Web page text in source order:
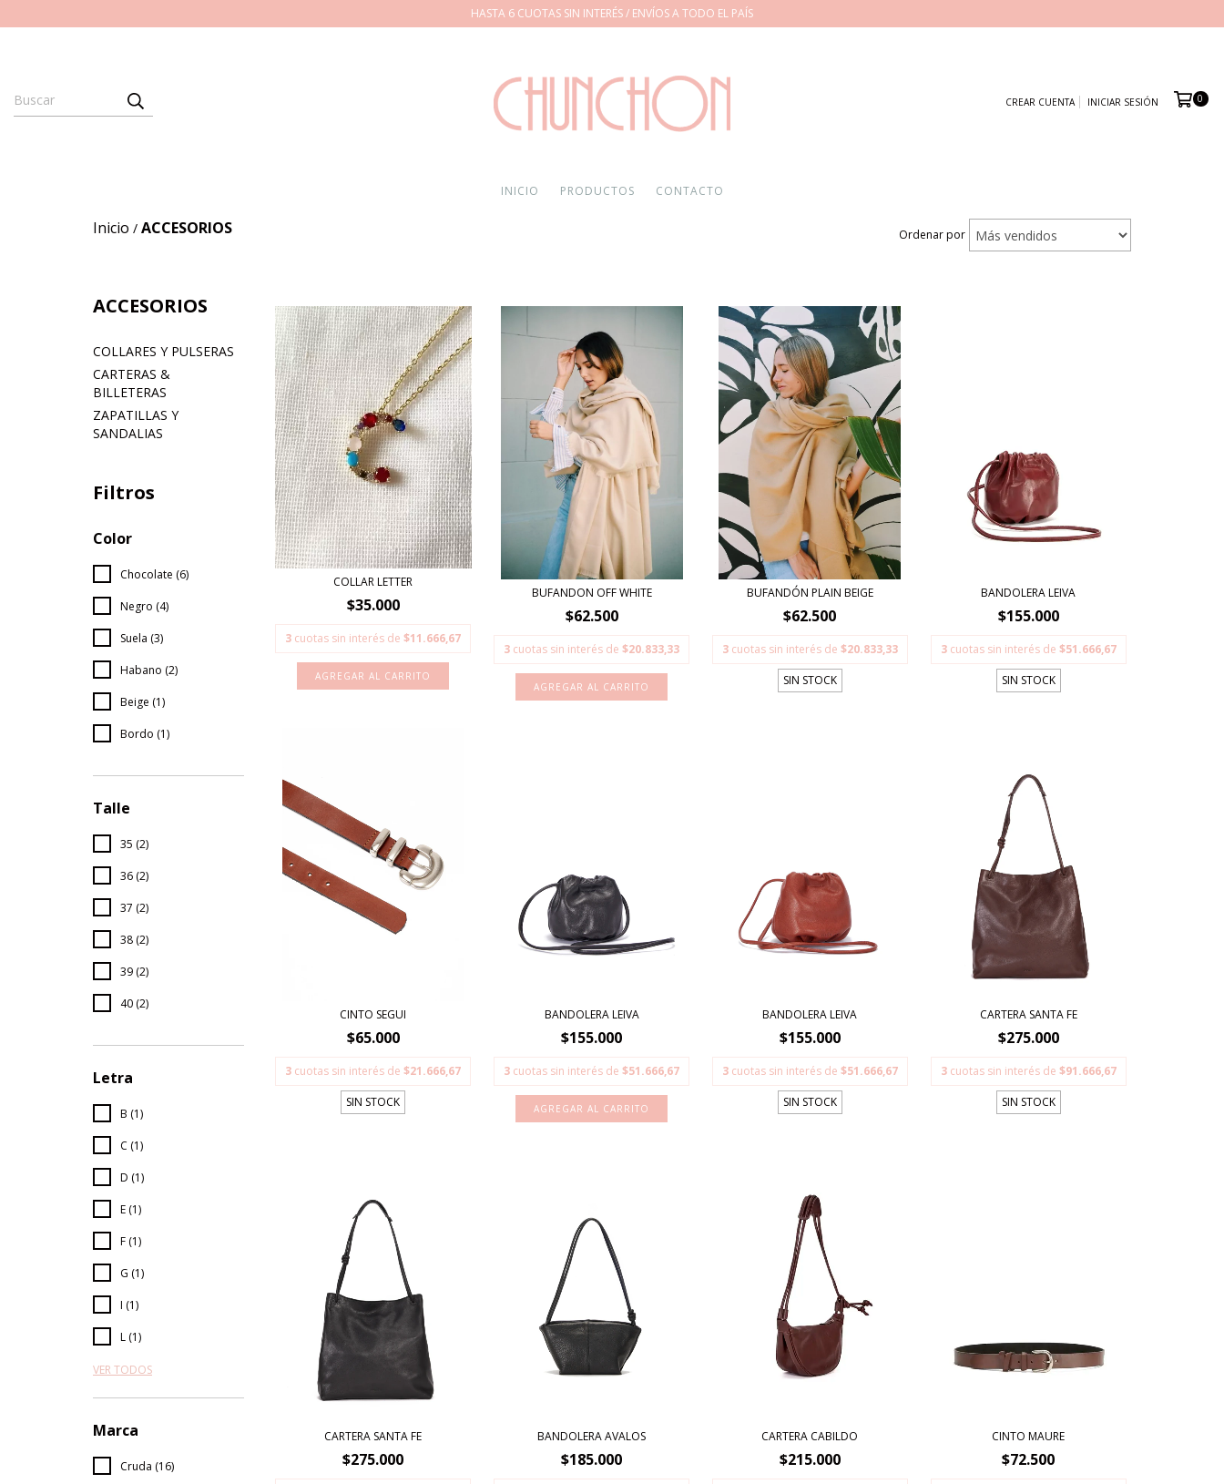
HASTA 6 CUOTAS SIN INTERÉS / ENVÍOS A TODO EL PAÍS
CREAR CUENTA INICIAR SESIÓN 0
INICIO PRODUCTOS CONTACTO
Inicio / ACCESORIOS Ordenar por
ACCESORIOS
COLLARES Y PULSERAS
CARTERAS &
BILLETERAS
ZAPATILLAS Y
SANDALIAS
Filtros
Color
Chocolate (6)
Negro (4)
Suela (3)
Habano (2)
Beige (1)
Bordo (1)
Talle
35 (2)
36 (2)
37 (2)
38 (2)
39 (2)
40 (2)
Letra
B (1)
C (1)
D (1)
E (1)
F (1)
G (1)
I (1)
L (1)
VER TODOS
Marca
Cruda (16)
COLLAR LETTER
$35.000
3 cuotas sin interés de$11.666,67
AGREGAR AL CARRITO
BUFANDON OFF WHITE
$62.500
3 cuotas sin interés de$20.833,33
BUFANDÓN PLAIN BEIGE
$62.500
3 cuotas sin interés de $20.833,33
SIN STOCK
BANDOLERA LEIVA
$155.000
3 cuotas sin interés de $51.666,67
SIN STOCK
CINTO SEGUI
$65.000
3 cuotas sin interés de$21.666,67
SIN STOCK
BANDOLERA LEIVA
$155.000
3 cuotas sin interés de$51.666,67
AGREGAR AL CARRITO
BANDOLERA LEIVA
$155.000
3 cuotas sin interés de $51.666,67
SIN STOCK
CARTERA SANTA FE
$275.000
3 cuotas sin interés de $91.666,67
SIN STOCK
CARTERA SANTA FE
$275.000
BANDOLERA AVALOS
$185.000
CARTERA CABILDO
$215.000
CINTO MAURE
$72.500